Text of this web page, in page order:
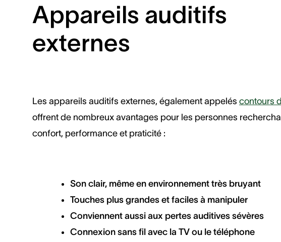
Appareils auditifs
externes
Les appareils auditifs externes, également appelés contours
offrent de nombreux avantages pour les personnes
confort, performance et praticité :
Son clair, même en environnement très bruyant
Touches plus grandes et faciles à manipuler
Conviennent aussi aux pertes auditives sévères
Connexion sans fil avec la TV ou le téléphone